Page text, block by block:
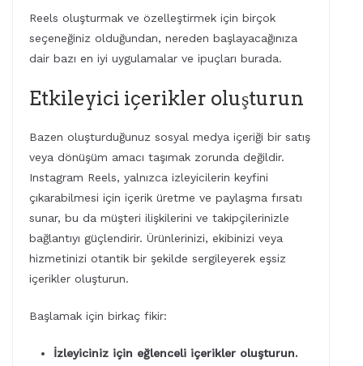
Reels oluşturmak ve özelleştirmek için birçok
seçeneğiniz olduğundan, nereden başlayacağınıza
dair bazı en iyi uygulamalar ve ipuçları burada.
Etkileyici içerikler oluşturun
Bazen oluşturduğunuz sosyal medya içeriği bir satış
veya dönüşüm amacı taşımak zorunda değildir.
Instagram Reels, yalnızca izleyicilerin keyfini
çıkarabilmesi için içerik üretme ve paylaşma fırsatı
sunar, bu da müşteri ilişkilerini ve takipçilerinizle
bağlantıyı güçlendirir. Ürünlerinizi, ekibinizi veya
hizmetinizi otantik bir şekilde sergileyerek eşsiz
içerikler oluşturun.
Başlamak için birkaç fikir:
İzleyiciniz için eğlenceli içerikler oluşturun.